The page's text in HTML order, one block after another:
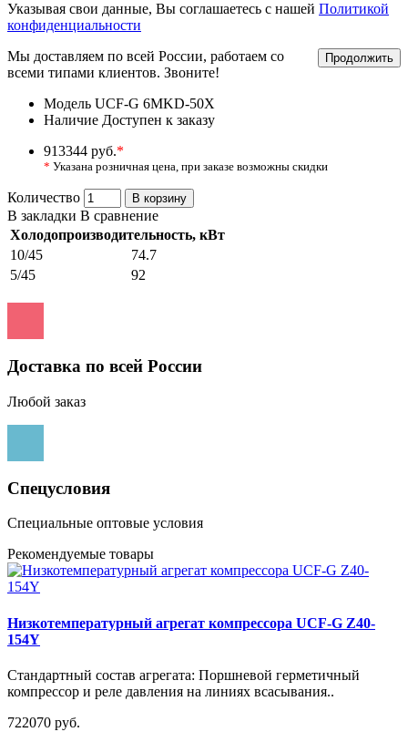
Указывая свои данные, Вы соглашаетесь с нашей Политикой
конфиденциальности
Продолжить
Мы доставляем по всей России, работаем со
всеми типами клиентов. Звоните!
Модель UCF-G 6MKD-50X
Наличие Доступен к заказу
913344 руб.*
* Указана розничная цена, при заказе возможны скидки
Количество В корзину
В закладки В сравнение
Холодопроизводительность, кВт
10/45
74.7
5/45
92
Доставка по всей России
Любой заказ
Спецусловия
Специальные оптовые условия
Рекомендуемые товары
Низкотемпературный агрегат компрессора UCF-G Z40-
154Y
Стандартный состав агрегата: Поршневой герметичный
компрессор и реле давления на линиях всасывания..
722070 руб.